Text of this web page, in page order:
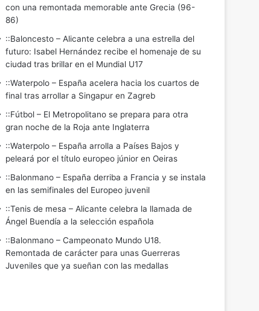
con una remontada memorable ante Grecia (96-
86)
::Baloncesto – Alicante celebra a una estrella del
futuro: Isabel Hernández recibe el homenaje de su
ciudad tras brillar en el Mundial U17
::Waterpolo – España acelera hacia los cuartos de
final tras arrollar a Singapur en Zagreb
::Fútbol – El Metropolitano se prepara para otra
gran noche de la Roja ante Inglaterra
::Waterpolo – España arrolla a Países Bajos y
peleará por el título europeo júnior en Oeiras
::Balonmano – España derriba a Francia y se instala
en las semifinales del Europeo juvenil
::Tenis de mesa – Alicante celebra la llamada de
Ángel Buendía a la selección española
::Balonmano – Campeonato Mundo U18.
Remontada de carácter para unas Guerreras
Juveniles que ya sueñan con las medallas